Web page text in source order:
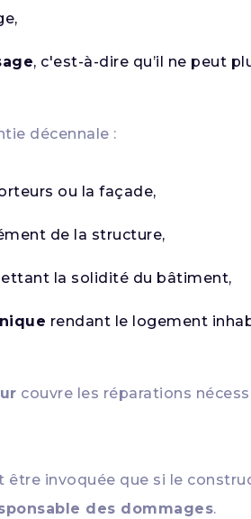
, c'est-à-dire qu’il ne peut
décennale :
ou la façade,
de la structure,
la solidité du bâtiment,
rendant le logement
couvre les réparations
être invoquée que si le
des dommages.